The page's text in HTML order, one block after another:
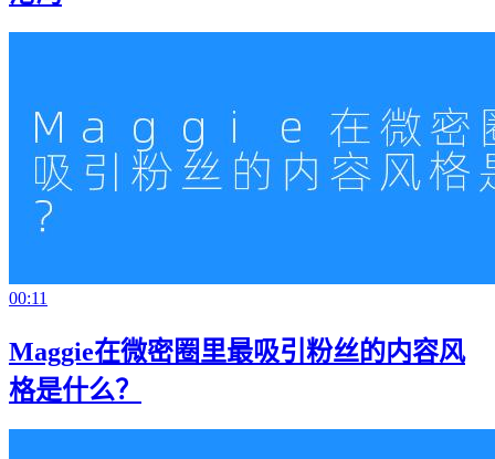
00:11
Maggie在微密圈里最吸引粉丝的内容风
格是什么？